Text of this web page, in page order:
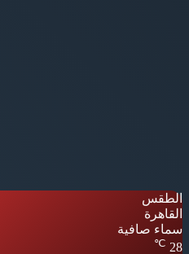
الطقس
القاهرة
سماء صافية
28
℃